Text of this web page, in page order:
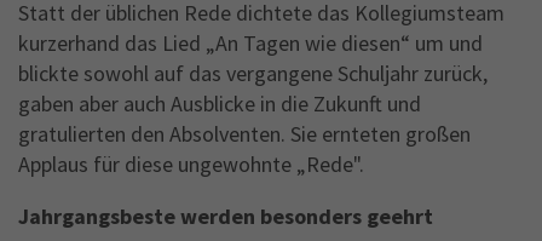
Statt der üblichen Rede dichtete das Kollegiumsteam
kurzerhand das Lied „An Tagen wie diesen“ um und
blickte sowohl auf das vergangene Schuljahr zurück,
gaben aber auch Ausblicke in die Zukunft und
gratulierten den Absolventen. Sie ernteten großen
Applaus für diese ungewohnte „Rede".
Jahrgangsbeste werden besonders geehrt